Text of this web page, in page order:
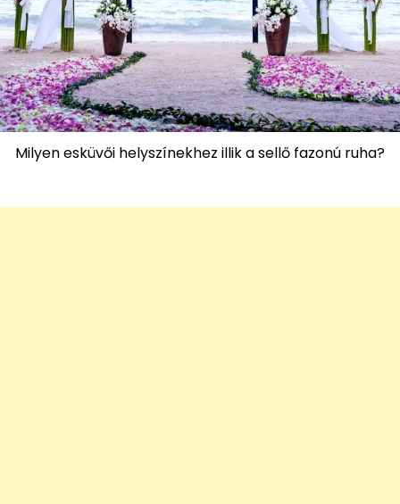
Milyen esküvői helyszínekhez illik a sellő fazonú ruha?